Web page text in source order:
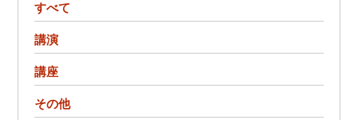
すべて
講演
講座
その他